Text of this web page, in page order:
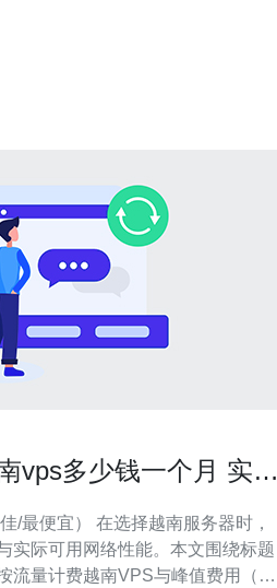
企业的投资。选择越南VPS有以下
vps多少钱一个月 实际
/最便宜） 在选择越南服务器时，
实际可用网络性能。本文围绕标题
流量计费越南VPS与峰值费用（如